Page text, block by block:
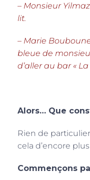
– Monsieur
lit.
– Marie
bleue de
d’aller au bar «
Alors… Que
Rien de
cela d’encore
Commençons